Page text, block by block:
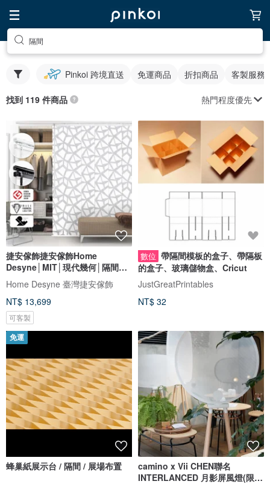
隔間
Pinkoi 跨境直送 免運商品 折扣商品 客製服務
找到 119 件商品 熱門程度優先
捷安傢飾捷安傢飾Home
Desyne│MIT│現代幾何│隔間片
簾
Home Desyne 臺灣捷安傢飾
NT$ 13,699
可客製
數位 帶隔間模板的盒子、帶隔板
的盒子、玻璃儲物盒、Cricut
JustGreatPrintables
NT$ 32
免運
蜂巢紙展示台 / 隔間 / 展場布置
camino x Vii CHEN聯名
INTERLANCED 月影屏風燈(限量